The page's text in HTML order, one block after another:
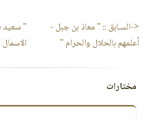
<-السـابق ::" معاذ بن جبل -
أعلمهم بالحلال والحرام "
" سعيد
مختارات